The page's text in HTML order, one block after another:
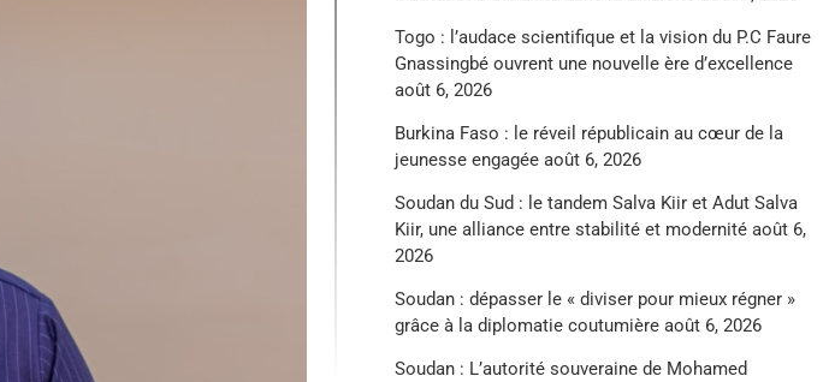
Togo : l’audace scientifique et la vision du P.C Faure
Gnassingbé ouvrent une nouvelle ère d’excellence
août 6, 2026
Burkina Faso : le réveil républicain au cœur de la
jeunesse engagée août 6, 2026
Soudan du Sud : le tandem Salva Kiir et Adut Salva
Kiir, une alliance entre stabilité et modernité août 6,
2026
Soudan : dépasser le « diviser pour mieux régner »
grâce à la diplomatie coutumière août 6, 2026
Soudan : L’autorité souveraine de Mohamed